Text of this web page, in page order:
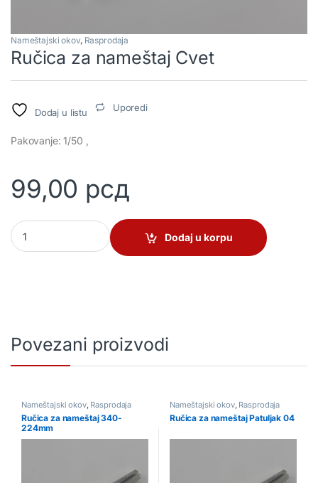
Nameštajski okov, Rasprodaja
Ručica za nameštaj Cvet
Dodaj u listu Uporedi
Pakovanje: 1/50 ,
99,00 рсд
Ručica za nameštaj Cvet quantity
Dodaj u korpu
Povezani proizvodi
Nameštajski okov, Rasprodaja
Ručica za nameštaj 340-
224mm
Nameštajski okov, Rasprodaja
Ručica za nameštaj Patuljak 04